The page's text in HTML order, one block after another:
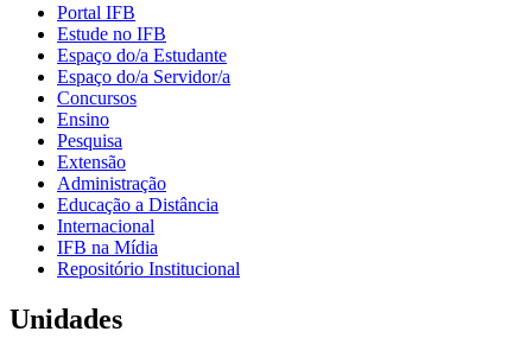
Portal IFB
Estude no IFB
Espaço do/a Estudante
Espaço do/a Servidor/a
Concursos
Ensino
Pesquisa
Extensão
Administração
Educação a Distância
Internacional
IFB na Mídia
Repositório Institucional
Unidades